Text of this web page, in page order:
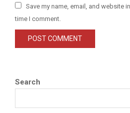
Save my name, email, and website
time I comment.
Search